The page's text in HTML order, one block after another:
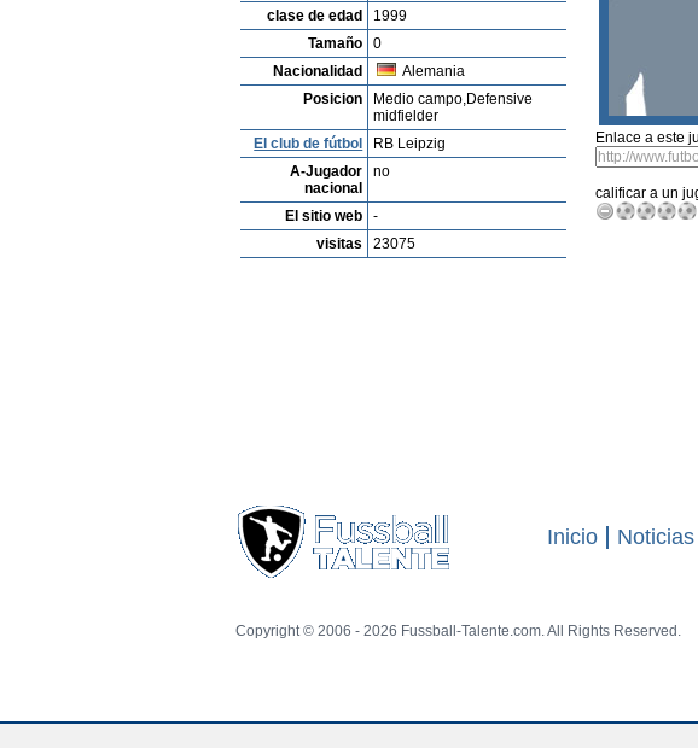
clase de edad
1999
Tamaño
0
Nacionalidad
Alemania
Posicion
Medio campo,Defensive
midfielder
El club de fútbol
RB Leipzig
A-Jugador
nacional
no
El sitio web
-
visitas
23075
Enlace a este
calificar a un
Inicio Noticias
Copyright © 2006 - 2026 Fussball-Talente.com. All Rights Reserved.